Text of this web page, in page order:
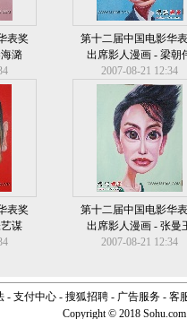
表奖
潞
第十二届中国电影华
出席影人漫画 - 梁朝
2007-08-21 12:34
表奖
谋
第十二届中国电影华
出席影人漫画 - 张曼
2007-08-21 12:34
- 支付中心- 搜狐招聘- 广告服务- 客
Copyright © 2018